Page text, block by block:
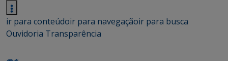
ir para conteúdoir para navegaçãoir para busca
Ouvidoria Transparência